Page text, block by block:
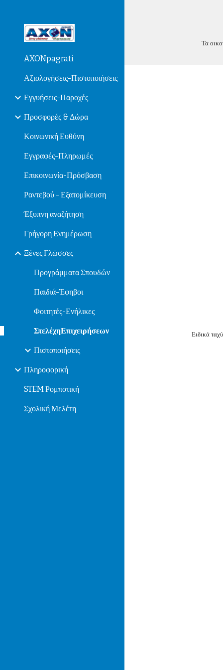
AXONpagrati
Αξιολογήσεις-Πιστοποιήσεις
Εγγυήσεις-Παροχές
Προσφορές & Δώρα
Κοινωνική Ευθύνη
Εγγραφές-Πληρωμές
Επικοινωνία-Πρόσβαση
Ραντεβού - Εξατομίκευση
Έξυπνη αναζήτηση
Γρήγορη Ενημέρωση
Ξένες Γλώσσες
Προγράμματα Σπουδών
Παιδιά-Έφηβοι
Φοιτητές-Ενήλικες
ΣτελέχηΕπιχειρήσεων
Πιστοποιήσεις
Πληροφορική
STEM Ρομποτική
Σχολική Μελέτη
Τα
Ειδικά